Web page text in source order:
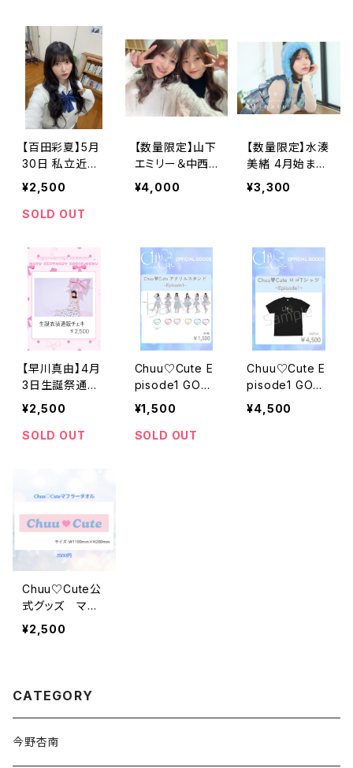
【百田彩夏】5月
30日 私立近代
麻雀学園チェキ
【受注販売】
¥2,500
SOLD OUT
【数量限定】山下
エミリー＆中西
智代梨コラボチ
ェキ【1/17 お誕
¥4,000
【数量限定】水湊
美緒 4月始まり
2026年カレンダ
¥3,300
【早川真由】4月
3日生誕祭通販
チェキ（ソロ）
¥2,500
SOLD OUT
Chuu♡Cute E
pisode1 GOOD
S 【アクリルスタ
ンド】
¥1,500
SOLD OUT
Chuu♡Cute E
pisode1 GOOD
S 【Tシャツ】
¥4,500
Chuu♡Cute公
式グッズ マフ
ラータオル
¥2,500
CATEGORY
今野杏南